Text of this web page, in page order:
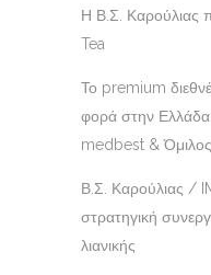
Η Β.Σ. Καρούλιας
Tea
Το premium
φορά στην
medbest &
Β.Σ. Καρούλιας /
στρατηγική
λιανικής